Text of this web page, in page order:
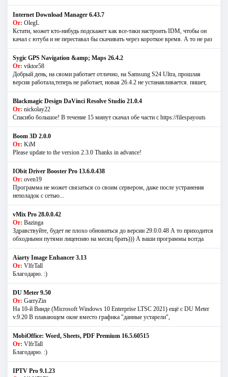
Internet Download Manager 6.43.7
От: OlegL
Кстати, может кто-нибудь подскажет как все-таки настроить IDM, чтобы он
качал с ютуба и не переставал бы скачивать через короткое время. А то не раз
Sygic GPS Navigation &amp; Maps 26.4.2
От: viktor58
Добрый день, на сяоми работает отлично, на Samsung S24 Ultra, прошлая
версия работала,теперь не работает, новая 26.4.2 не устанавливается. пишет,
Blackmagic Design DaVinci Resolve Studio 21.0.4
От: nickolay22
Спасибо большое! В течение 15 минут скачал обе части с https://filespayouts
Boom 3D 2.0.0
От: KiM
Please update to the version 2.3.0 Thanks in advance!
IObit Driver Booster Pro 13.6.0.438
От: oven19
Программа не может связаться со своим сервером, даже после устранения
неполадок с сетью...
vMix Pro 28.0.0.42
От: Bazinga
Здравствуйте, будет не плохо обновиться до версии 29.0.0.48 А то приходится
обходными путями лицензию на месяц брать))) А ваши программы всегда
Aiarty Image Enhancer 3.13
От: VlfrTall
Благодарю. :)
DU Meter 9.50
От: GarryZin
На 10-й Винде (Microsoft Windows 10 Enterprise LTSC 2021) ещё с DU Meter
v.9.20 В плавающем окне вместо графика "данные устарели",
MobiOffice: Word, Sheets, PDF Premium 16.5.60515
От: VlfrTall
Благодарю. :)
IPTV Pro 9.1.23